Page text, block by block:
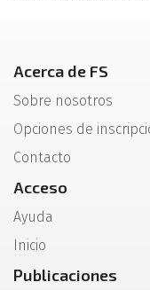
Acerca de FS
Sobre nosotros
Opciones de
Contacto
Acceso
Ayuda
Inicio
Publicaciones